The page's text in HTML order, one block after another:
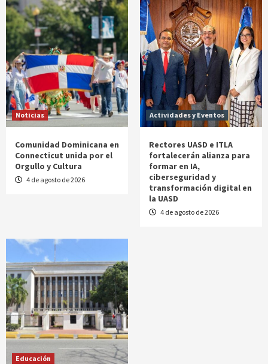
Noticias
Comunidad Dominicana en
Connecticut unida por el
Orgullo y Cultura
4 de agosto de 2026
Actividades y Eventos
Rectores UASD e ITLA
fortalecerán alianza para
formar en IA,
ciberseguridad y
transformación digital en
la UASD
4 de agosto de 2026
Educación